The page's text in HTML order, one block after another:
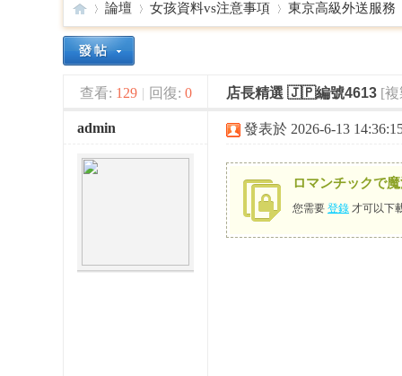
🥇
日
»
論壇
›
女孩資料vs注意事項
›
東京高級外送服務
›
查看: 129 | 回復: 0 店長精選 🇯🇵編號4613 [
admin 發表於 2026-6-13
ロマンチックで
您需要 登錄 才可以下